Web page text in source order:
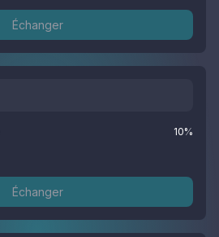
Échanger
10%
Échanger